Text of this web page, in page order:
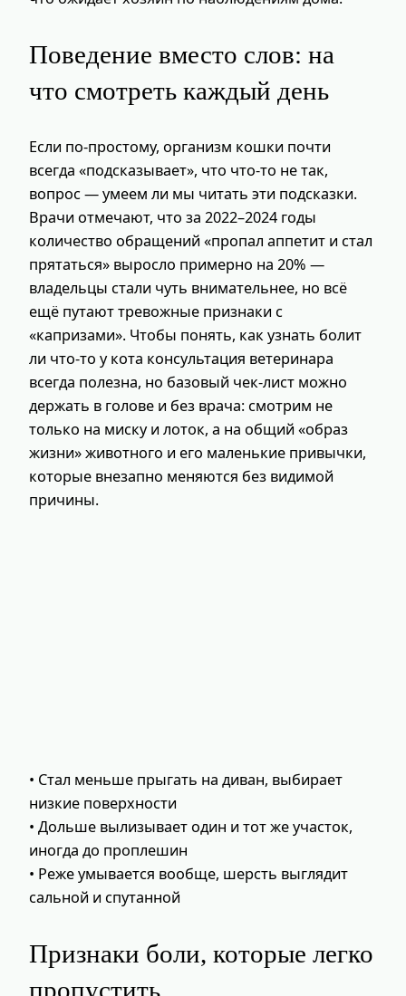
Поведение вместо слов: на
что смотреть каждый день
Если по‑простому, организм кошки почти
всегда «подсказывает», что что‑то не так,
вопрос — умеем ли мы читать эти подсказки.
Врачи отмечают, что за 2022–2024 годы
количество обращений «пропал аппетит и стал
прятаться» выросло примерно на 20% —
владельцы стали чуть внимательнее, но всё
ещё путают тревожные признаки с
«капризами». Чтобы понять, как узнать болит
ли что-то у кота консультация ветеринара
всегда полезна, но базовый чек‑лист можно
держать в голове и без врача: смотрим не
только на миску и лоток, а на общий «образ
жизни» животного и его маленькие привычки,
которые внезапно меняются без видимой
причины.
• Стал меньше прыгать на диван, выбирает
низкие поверхности
• Дольше вылизывает один и тот же участок,
иногда до проплешин
• Реже умывается вообще, шерсть выглядит
сальной и спутанной
Признаки боли, которые легко
пропустить